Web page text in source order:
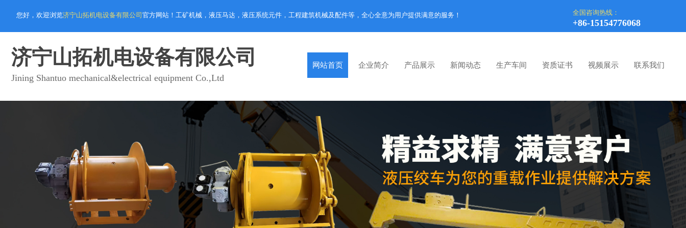
您好，欢迎浏览济宁山拓机电设备有限公司 官方网站！工矿机械，液压马达，液压系统元件，工程建筑机械及配件等，全心全意为用户提供满意的服务！ 全国咨询热线：
+86-15154776068
济宁山拓机电设备有限公司
Jining Shantuo mechanical&electrical equipment Co.,Ltd
网站首页 企业简介 产品展示 新闻动态 生产车间 资质证书 视频展示 联系我们